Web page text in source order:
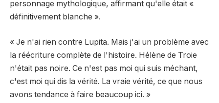
personnage mythologique, affirmant qu'elle était «
définitivement blanche ».
« Je n'ai rien contre Lupita. Mais j'ai un problème avec
la réécriture complète de l'histoire. Hélène de Troie
n'était pas noire. Ce n'est pas moi qui suis méchant,
c'est moi qui dis la vérité. La vraie vérité, ce que nous
avons tendance à faire beaucoup ici. »